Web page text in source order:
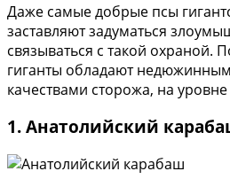
Даже самые добрые псы
заставляют задуматься
связываться с такой охраной.
гиганты обладают
качествами сторожа, на уровне
1. Анатолийский